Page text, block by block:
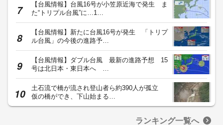
【台風情報】台風16号が小笠原近海で発生 ま
た“トリプル台風”に…1…
【台風情報】新たに台風16号が発生 「トリプ
ル台風」の今後の進路予…
【台風情報】ダブル台風 最新の進路予想 15
号は北日本・東日本へ …
土石流で橋が流され登山者ら約390人が孤立
仮の橋ができ、下山始まる…
ランキング一覧へ